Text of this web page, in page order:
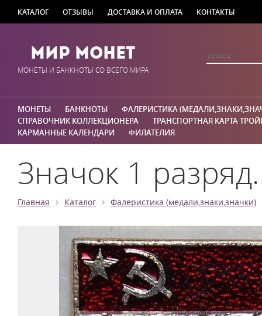
КАТАЛОГ ОТЗЫВЫ ДОСТАВКА И ОПЛАТА КОНТАКТЫ
Мир Монет
МОНЕТЫ И БАНКНОТЫ СО ВСЕГО МИРА
МОНЕТЫ БАНКНОТЫ
ФАЛЕРИСТИКА
СПРАВОЧНИК КОЛЛЕКЦИОНЕРА
ТРАНСПОРТНАЯ КАРТА
КАРМАННЫЕ КАЛЕНДАРИ
ФИЛАТЕЛИЯ
Значок 1
Главная › Каталог › Фалеристика (медали,знаки,значки)